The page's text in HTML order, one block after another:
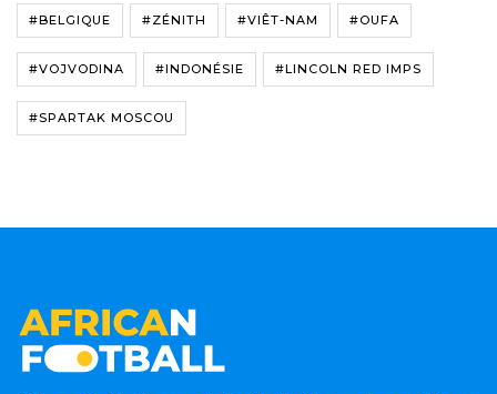
#BELGIQUE #ZÉNITH #VIÊT-NAM #OUFA
#VOJVODINA #INDONÉSIE #LINCOLN RED IMPS
#SPARTAK MOSCOU